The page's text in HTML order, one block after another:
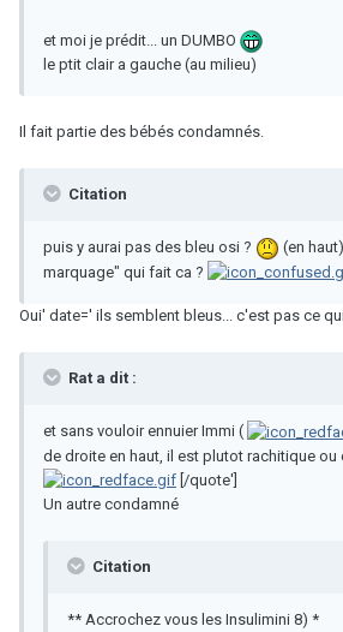
et moi je prédit... un DUMBO
le ptit clair a gauche (au milieu)
Il fait partie des bébés condamnés.
Citation
puis y aurai pas des bleu osi ?
(en
marquage" qui fait ca ?
Oui' date=' ils semblent bleus... c'est pas ce
Rat a dit :
et sans vouloir ennuier Immi (
de droite en haut, il est plutot rachitique ou
[/quote']
Un autre condamné
Citation
** Accrochez vous les Insulimini 8) *